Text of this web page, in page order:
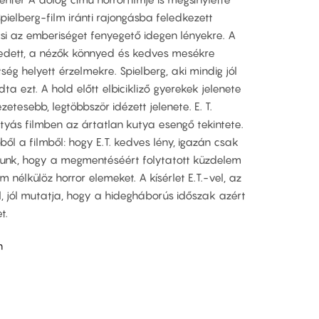
film iránti rajongásba feledkezett
az emberiséget fenyegető idegen lényekre. A
a nézők könnyed és kedves mesékre
helyett érzelmekre. Spielberg, aki mindig jól
ezt. A hold előtt elbicikliző gyerekek jelenete
legtöbbször idézett jelenete. E. T.
filmben az ártatlan kutya esengő tekintete.
a filmből: hogy E.T. kedves lény, igazán csak
hogy a megmentéséért folytatott küzdelem
nélkülöz horror elemeket. A kísérlet E.T.-vel, az
jól mutatja, hogy a hidegháborús időszak azért